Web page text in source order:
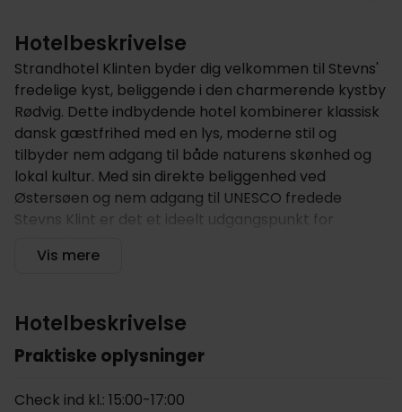
Hotelbeskrivelse
Strandhotel Klinten byder dig velkommen til Stevns'
fredelige kyst, beliggende i den charmerende kystby
Rødvig. Dette indbydende hotel kombinerer klassisk
dansk gæstfrihed med en lys, moderne stil og
tilbyder nem adgang til både naturens skønhed og
lokal kultur. Med sin direkte beliggenhed ved
Østersøen og nem adgang til UNESCO fredede
Stevns Klint er det et ideelt udgangspunkt for
naturskønne kystlinje.
Hotellet er omgivet af haver og har en fantastisk
havudsigt og er designet med henblik på afslappet
komfort og fritid. Nyd din morgenmad i den luftige
restaurant, hvor store vinduer lukker masser af
Vis mere
Hotelbeskrivelse
Praktiske oplysninger
Check ind kl.: 15:00-17:00